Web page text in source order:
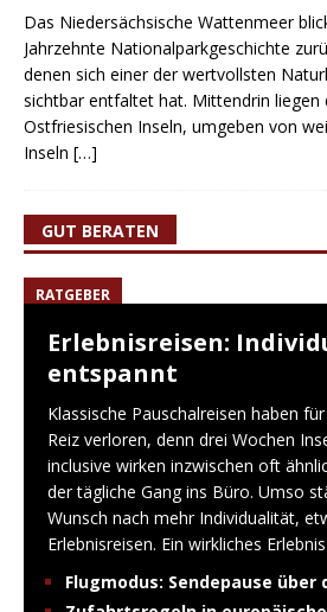
Das Niedersächsische Wattenmeer
Jahrzehnte Nationalparkgeschichte
denen sich einer der wertvollsten
sichtbar entfaltet hat. Mittendrin liegen
Ostfriesischen Inseln, umgeben von
Inseln […]
GUT BERATEN
RATGEBER
Erlebnisreisen:
entspannt
Klassische Pauschalreisen haben
Reiz verloren, denn drei Wochen
inclusive wirken inzwischen oft
der tägliche Gang ins Büro. Umso
Wunsch nach mehr Individualität,
Erlebnisreisen. Ein wirkliches
Flugmodus: Sendepause über